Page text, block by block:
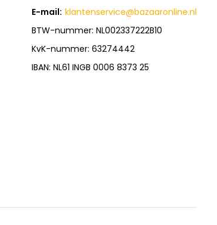
E-mail: klantenservice@bazaaronline.nl
BTW-nummer: NL002337222B10
KvK-nummer: 63274442
IBAN: NL61 INGB 0006 8373 25